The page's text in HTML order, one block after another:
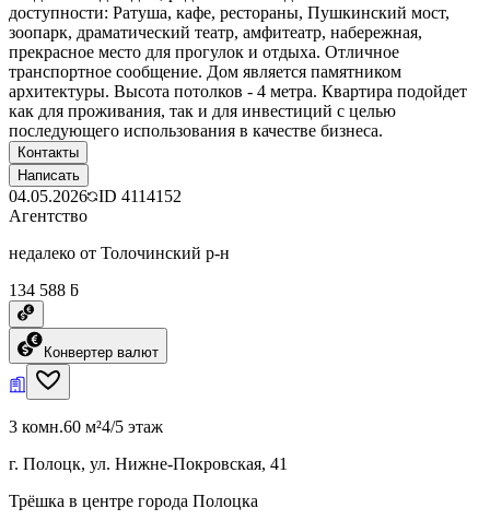
доступности: Ратуша, кафе, рестораны, Пушкинский мост,
зоопарк, драматический театр, амфитеатр, набережная,
прекрасное место для прогулок и отдыха. Отличное
транспортное сообщение. Дом является памятником
архитектуры. Высота потолков - 4 метра. Квартира подойдет
как для проживания, так и для инвестиций с целью
последующего использования в качестве бизнеса.
Контакты
Написать
04.05.2026 ID 4114152
Агентство
недалеко от Толочинский р-н
134 588 ƃ
Конвертер валют
3 комн.60 м²4/5 этаж
г. Полоцк, ул. Нижне-Покровская, 41
Трёшка в центре города Полоцка